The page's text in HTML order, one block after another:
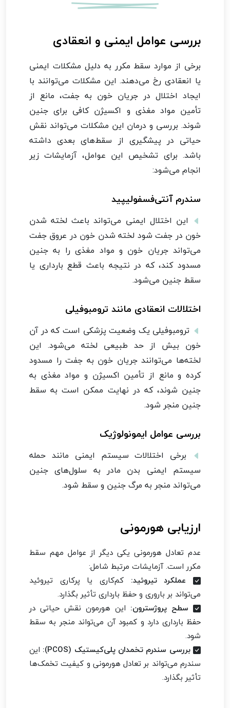
بررسی عوامل ایمنی و انعقادی
برخی از موارد سقط مکرر به دلیل مشکلات ایمنی
یا انعقادی رخ می‌دهند. این مشکلات می‌توانند با
ایجاد اختلال در جریان خون به جفت، مانع از
تأمین مواد مغذی و اکسیژن کافی برای جنین
شوند. بررسی و درمان این مشکلات می‌تواند نقش
حیاتی در پیشگیری از سقط‌های بعدی داشته
باشد. برای تشخیص این عوامل، آزمایشات زیر
انجام می‌شود:
سندرم آنتی‌فسفولیپید
این اختلال ایمنی می‌تواند باعث لخته شدن
خون در جفت شود لخته شدن خون در عروق جفت
می‌تواند جریان خون و مواد مغذی را به جنین
مسدود کند، که در نتیجه باعث قطع بارداری یا
سقط جنین می‌شود.
اختلالات انعقادی مانند ترومبوفیلی
ترومبوفیلی یک وضعیت پزشکی است که در آن
خون بیش از حد طبیعی لخته می‌شود. این
لخته‌ها می‌توانند جریان خون به جفت را مسدود
کرده و مانع از تأمین اکسیژن و مواد مغذی به
جنین شوند، که در نهایت ممکن است به سقط
جنین منجر شود.
بررسی عوامل ایمونولوژیک
برخی اختلالات سیستم ایمنی مانند حمله
سیستم ایمنی بدن مادر به سلول‌های جنین
می‌تواند منجر به مرگ جنین و سقط شود.
ارزیابی هورمونی
عدم تعادل هورمونی یکی دیگر از عوامل مهم سقط
مکرر است. آزمایشات مرتبط شامل:
عملکرد تیروئید: کم‌کاری یا پرکاری تیروئید
می‌تواند بر باروری و حفظ بارداری تأثیر بگذارد.
سطح پروژسترون: این هورمون نقش حیاتی در
حفظ بارداری دارد و کمبود آن می‌تواند منجر به سقط
شود.
بررسی سندرم تخمدان پلی‌کیستیک (PCOS):
این
سندرم می‌تواند بر تعادل هورمونی و کیفیت تخمک‌ها
تأثیر بگذارد.